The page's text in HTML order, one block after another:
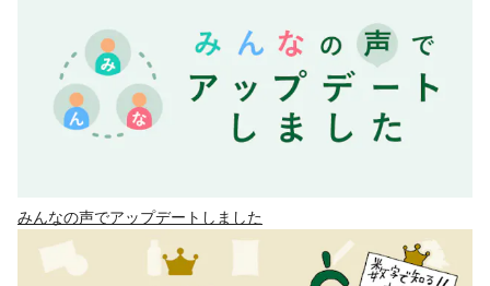
みんなの声でアップデートしました